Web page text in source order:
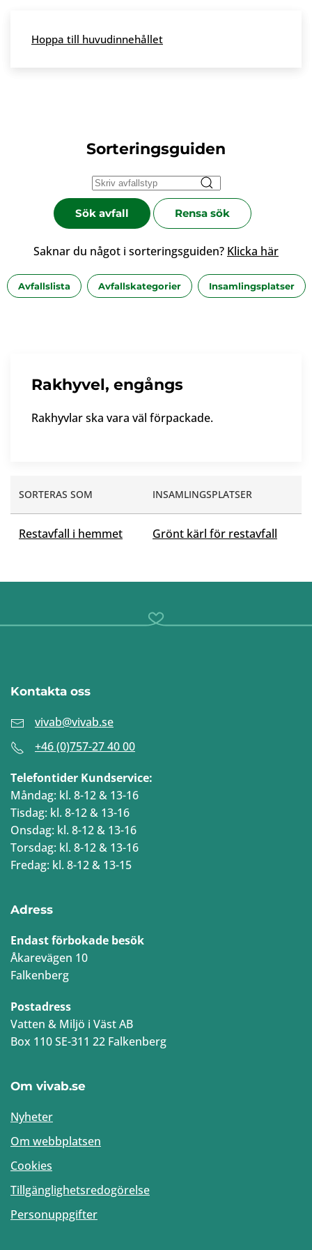
Skip to main content
Hoppa till huvudinnehållet
Sorteringsguiden
Sök avfall Rensa sök
Saknar du något i sorteringsguiden? Klicka här
Avfallslista Avfallskategorier Insamlingsplatser
Rakhyvel, engångs
Rakhyvlar ska vara väl förpackade.
SORTERAS SOM INSAMLINGSPLATSER
Restavfall i hemmet Grönt kärl för restavfall
Kontakta oss
vivab@vivab.se
+46 (0)757-27 40 00
Telefontider Kundservice:
Måndag: kl. 8-12 & 13-16
Tisdag: kl. 8-12 & 13-16
Onsdag: kl. 8-12 & 13-16
Torsdag: kl. 8-12 & 13-16
Fredag: kl. 8-12 & 13-15
Adress
Endast förbokade besök
Åkarevägen 10
Falkenberg
Postadress
Vatten & Miljö i Väst AB
Box 110 SE-311 22 Falkenberg
Om vivab.se
Nyheter
Om webbplatsen
Cookies
Tillgänglighetsredogörelse
Personuppgifter